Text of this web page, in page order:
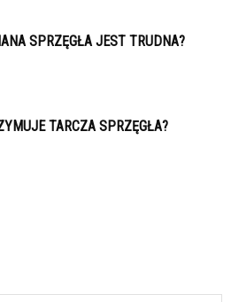
SPRZĘGŁA JEST TRUDNA?
TARCZA SPRZĘGŁA?